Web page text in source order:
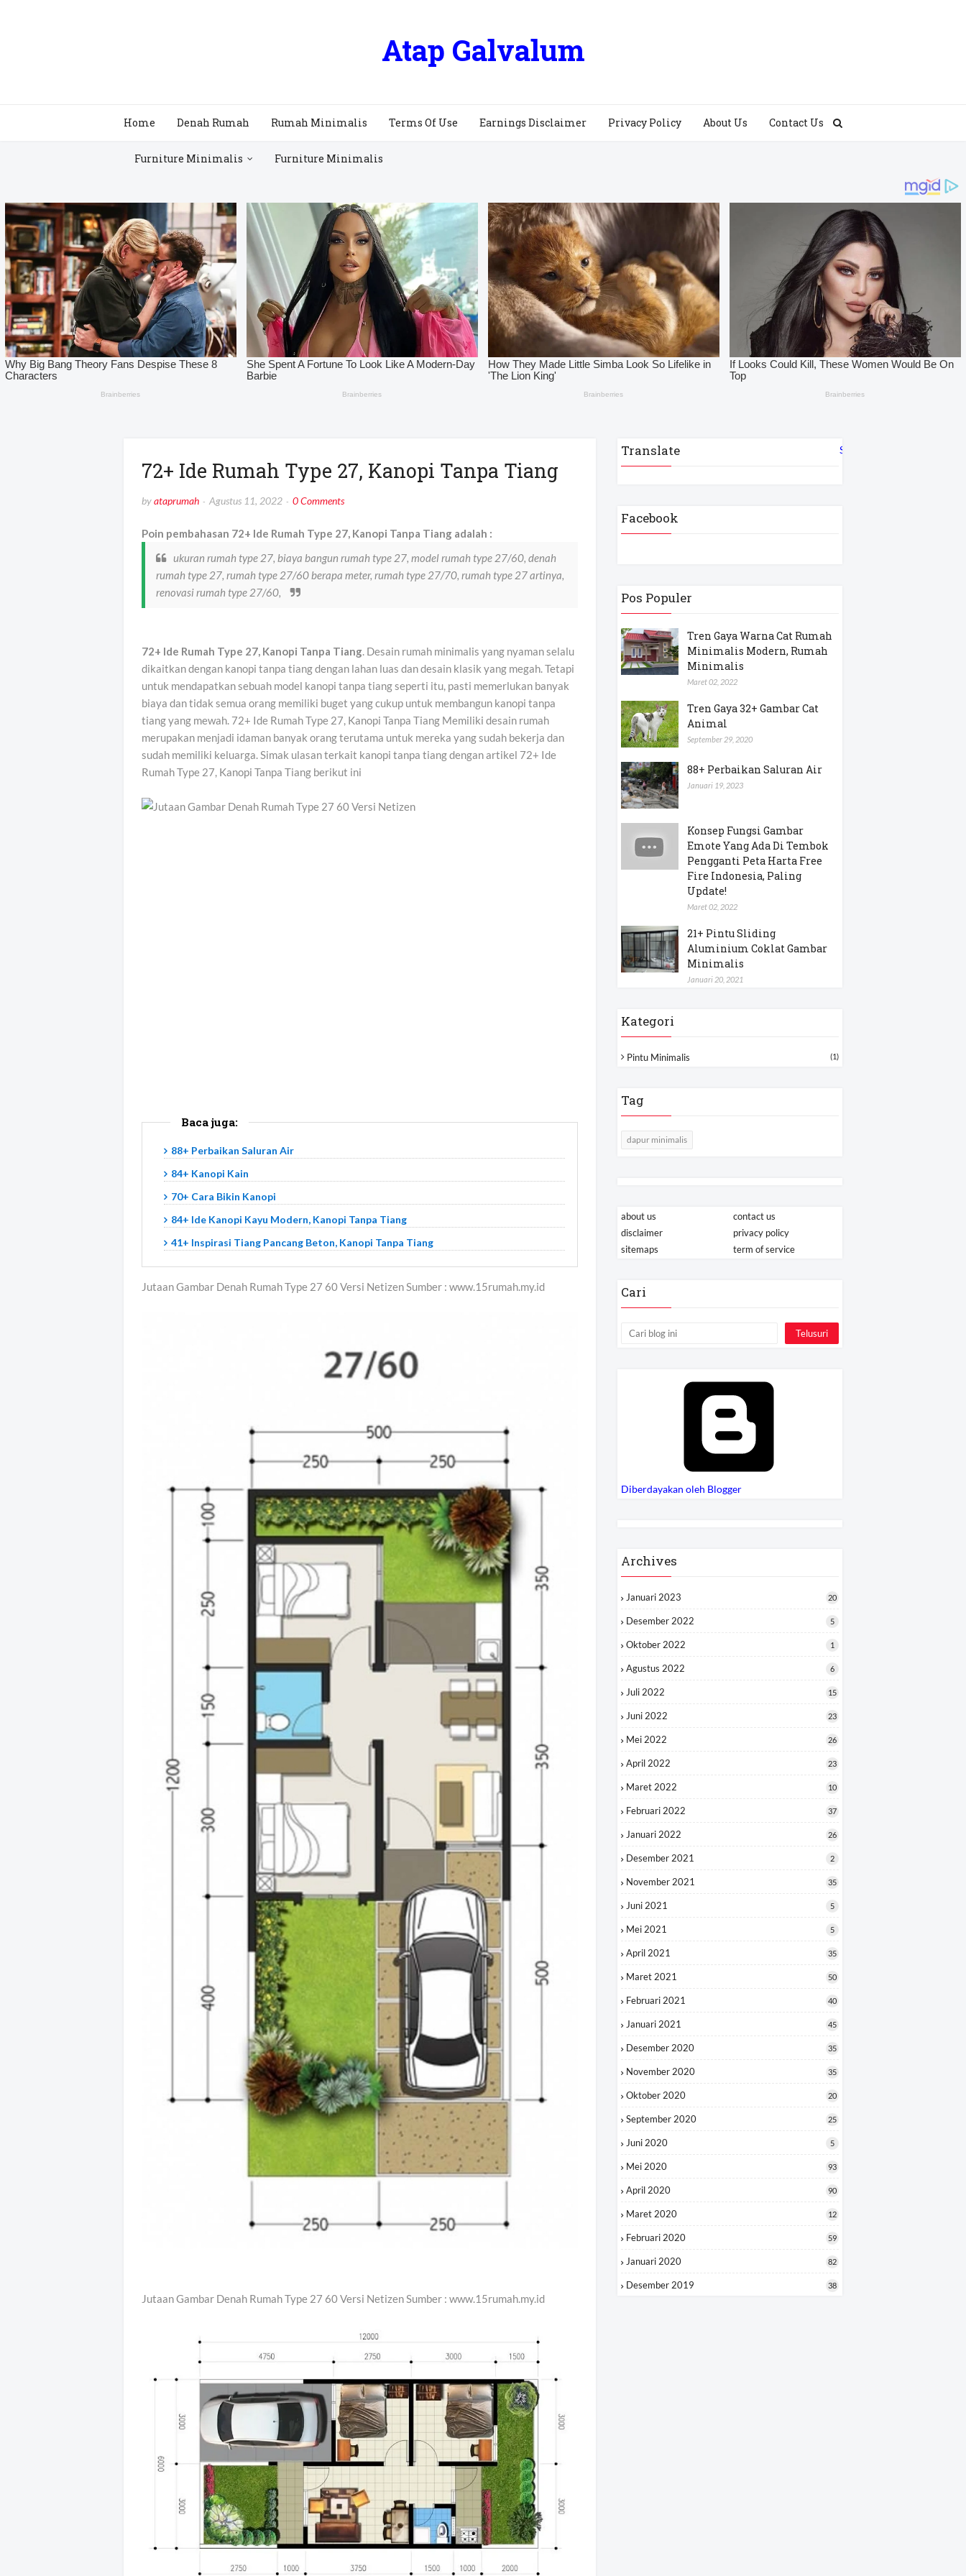
Atap Galvalum
Home Denah Rumah Rumah Minimalis Terms Of Use Earnings Disclaimer Privacy Policy About Us Contact Us
Furniture Minimalis Furniture Minimalis
72+ Ide Rumah Type 27, Kanopi Tanpa Tiang
byataprumah Agustus 11, 2022 0 Comments
Poin pembahasan 72+ Ide Rumah Type 27, Kanopi Tanpa Tiang adalah :
ukuran rumah type 27, biaya bangun rumah type 27, model rumah type 27/60, denah
rumah type 27, rumah type 27/60 berapa meter, rumah type 27/70, rumah type 27 artinya,
renovasi rumah type 27/60,
72+ Ide Rumah Type 27, Kanopi Tanpa Tiang. Desain rumah minimalis yang nyaman selalu
dikaitkan dengan kanopi tanpa tiang dengan lahan luas dan desain klasik yang megah. Tetapi
untuk mendapatkan sebuah model kanopi tanpa tiang seperti itu, pasti memerlukan banyak
biaya dan tidak semua orang memiliki buget yang cukup untuk membangun kanopi tanpa
tiang yang mewah. 72+ Ide Rumah Type 27, Kanopi Tanpa Tiang Memiliki desain rumah
merupakan menjadi idaman banyak orang terutama untuk mereka yang sudah bekerja dan
sudah memiliki keluarga. Simak ulasan terkait kanopi tanpa tiang dengan artikel 72+ Ide
Rumah Type 27, Kanopi Tanpa Tiang berikut ini
Baca juga:
88+ Perbaikan Saluran Air
84+ Kanopi Kain
70+ Cara Bikin Kanopi
84+ Ide Kanopi Kayu Modern, Kanopi Tanpa Tiang
41+ Inspirasi Tiang Pancang Beton, Kanopi Tanpa Tiang
Jutaan Gambar Denah Rumah Type 27 60 Versi Netizen Sumber : www.15rumah.my.id
Jutaan Gambar Denah Rumah Type 27 60 Versi Netizen Sumber : www.15rumah.my.id
Translate Select Language
Facebook
Pos Populer
Tren Gaya Warna Cat Rumah
Minimalis Modern, Rumah
Minimalis
Maret 02, 2022
Tren Gaya 32+ Gambar Cat
Animal
September 29, 2020
88+ Perbaikan Saluran Air
Januari 19, 2023
Konsep Fungsi Gambar
Emote Yang Ada Di Tembok
Pengganti Peta Harta Free
Fire Indonesia, Paling
Update!
Maret 02, 2022
21+ Pintu Sliding
Aluminium Coklat Gambar
Minimalis
Januari 20, 2021
Kategori
Pintu Minimalis (1)
Tag
dapur minimalis
about us
contact us
disclaimer
privacy policy
sitemaps
term of service
Cari
Diberdayakan oleh Blogger
Archives
Januari 2023 20
Desember 2022 5
Oktober 2022 1
Agustus 2022 6
Juli 2022 15
Juni 2022 23
Mei 2022 26
April 2022 23
Maret 2022 10
Februari 2022 37
Januari 2022 26
Desember 2021 2
November 2021 35
Juni 2021 5
Mei 2021 5
April 2021 35
Maret 2021 50
Februari 2021 40
Januari 2021 45
Desember 2020 35
November 2020 35
Oktober 2020 20
September 2020 25
Juni 2020 5
Mei 2020 93
April 2020 90
Maret 2020 12
Februari 2020 59
Januari 2020 82
Desember 2019 38